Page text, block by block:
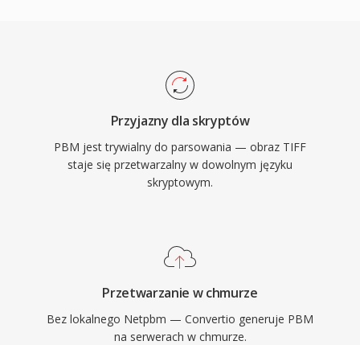
Przyjazny dla skryptów
PBM jest trywialny do parsowania — obraz TIFF
staje się przetwarzalny w dowolnym języku
skryptowym.
Przetwarzanie w chmurze
Bez lokalnego Netpbm — Convertio generuje PBM
na serwerach w chmurze.